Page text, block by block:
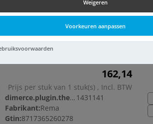
Weigeren
Voorkeuren aanpassen
Rema duwloopkat 211-0,5
162,14
Prijs per stuk van 1 stuk(s) , Incl. BTW
dimerce.plugin.theme.productnr: 1431141
Fabrikant:Rema
Gtin:8717365260278